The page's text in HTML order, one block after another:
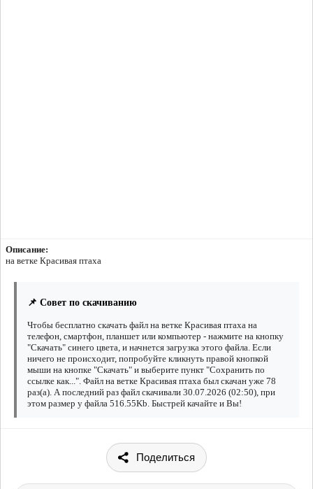
Описание:
на ветке Красивая птаха
📌 Совет по скачиванию
Чтобы бесплатно скачать файл на ветке Красивая птаха на
телефон, смартфон, планшет или компьютер - нажмите на кнопку
"Скачать" синего цвета, и начнется загрузка этого файла. Если
ничего не происходит, попробуйте кликнуть правой кнопкой
мыши на кнопке "Скачать" и выберите пункт "Сохранить по
ссылке как...". Файл на ветке Красивая птаха был скачан уже 78
раз(а). А последний раз файл скачивали 30.07.2026 (02:50), при
этом размер у файла 516.55Kb. Быстрей качайте и Вы!
Поделиться